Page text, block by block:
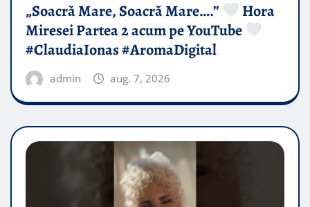
„Soacră Mare, Soacră Mare….”
Hora
Miresei Partea 2 acum pe YouTube
#ClaudiaIonas #AromaDigital
admin aug. 7, 2026